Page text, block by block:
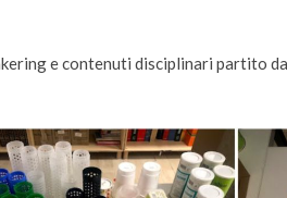
e contenuti disciplinari partito